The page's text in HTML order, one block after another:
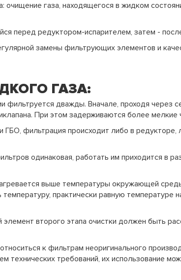
очищение газа, находящегося в жидком
перед редуктором-испарителем, затем -
замены фильтрующих элементов и
ГАЗА:
фильтруется дважды. Вначале, проходя через
При этом задерживаются более мелкие
ГБО, фильтрация происходит либо в редукторе,
одинаковая, работать им приходится в
выше температуры окружающей
практически равную температуре
второго этапа очистки должен быть
к фильтрам неоригинального
технических требований, их использование